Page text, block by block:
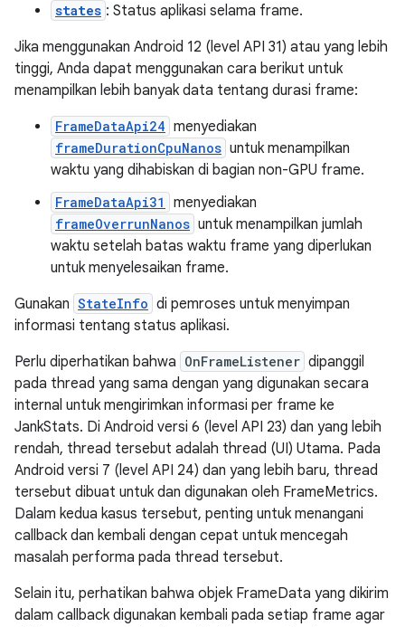
states : Status aplikasi selama frame.
Jika menggunakan Android 12 (level API 31) atau yang lebih
tinggi, Anda dapat menggunakan cara berikut untuk
menampilkan lebih banyak data tentang durasi frame:
FrameDataApi24 menyediakan
frameDurationCpuNanos untuk menampilkan
waktu yang dihabiskan di bagian non-GPU frame.
FrameDataApi31 menyediakan
frameOverrunNanos untuk menampilkan jumlah
waktu setelah batas waktu frame yang diperlukan
untuk menyelesaikan frame.
Gunakan StateInfo di pemroses untuk menyimpan
informasi tentang status aplikasi.
Perlu diperhatikan bahwa OnFrameListener dipanggil
pada thread yang sama dengan yang digunakan secara
internal untuk mengirimkan informasi per frame ke
JankStats. Di Android versi 6 (level API 23) dan yang lebih
rendah, thread tersebut adalah thread (UI) Utama. Pada
Android versi 7 (level API 24) dan yang lebih baru, thread
tersebut dibuat untuk dan digunakan oleh FrameMetrics.
Dalam kedua kasus tersebut, penting untuk menangani
callback dan kembali dengan cepat untuk mencegah
masalah performa pada thread tersebut.
Selain itu, perhatikan bahwa objek FrameData yang dikirim
dalam callback digunakan kembali pada setiap frame agar